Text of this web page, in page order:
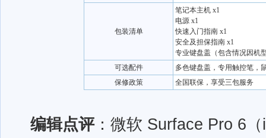
包装清单
笔记本主机 x1
电源 x1
快速入门指南 x1
安全及担保指南 x1
专业键盘盖（包含情况因机
可选配件
多色键盘盖，专用触控笔，
保修政策
全国联保，享受三包服务
编辑点评：微软 Surface Pro 6